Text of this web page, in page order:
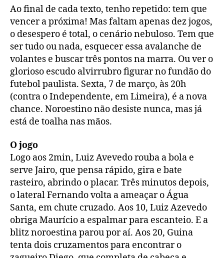
Ao final de cada texto, tenho repetido: tem que
vencer a próxima! Mas faltam apenas dez jogos,
o desespero é total, o cenário nebuloso. Tem que
ser tudo ou nada, esquecer essa avalanche de
volantes e buscar três pontos na marra. Ou ver o
glorioso escudo alvirrubro figurar no fundão do
futebol paulista. Sexta, 7 de março, às 20h
(contra o Independente, em Limeira), é a nova
chance. Noroestino não desiste nunca, mas já
está de toalha nas mãos.
O jogo
Logo aos 2min, Luiz Avevedo rouba a bola e
serve Jairo, que pensa rápido, gira e bate
rasteiro, abrindo o placar. Três minutos depois,
o lateral Fernando volta a ameaçar o Água
Santa, em chute cruzado. Aos 10, Luiz Azevedo
obriga Maurício a espalmar para escanteio. E a
blitz noroestina parou por aí. Aos 20, Guina
tenta dois cruzamentos para encontrar o